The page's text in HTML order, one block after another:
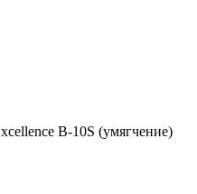
B-10S (умягчение)